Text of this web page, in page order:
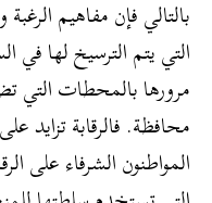
بالتالي فإن مفاهيم الرغبة
التي يتم الترسيخ لها
مرورها بالمحطات التي
محافظة. فالرقابة تزايد
المواطنون الشرفاء على